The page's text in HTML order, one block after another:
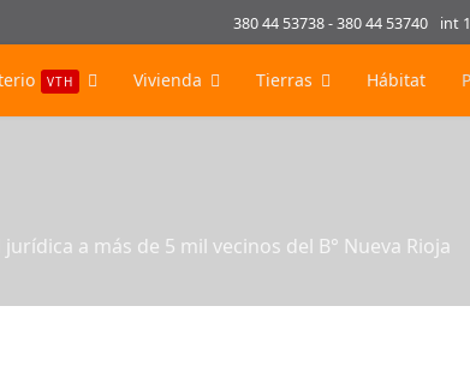
380 44 53738 - 380 44 53740 int
VTH Vivienda Tierras Hábitat
a más de 5 mil vecinos del B° Nueva Rioja